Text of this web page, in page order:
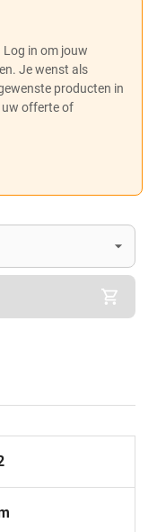
in om jouw
Je wenst als
producten in
uw offerte of
(Optioneel)